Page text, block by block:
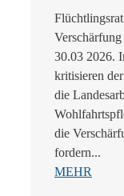
30.03 2026.
kritisieren
die
die
fordern...
MEHR